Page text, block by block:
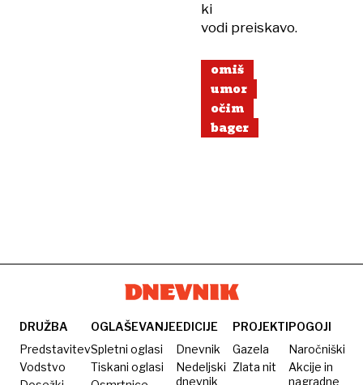
ki
vodi preiskavo.
omiš
umor
očim
bager
DRUŽBA
Predstavitev
Vodstvo
OGLAŠEVANJE
Spletni oglasi
Tiskani oglasi
EDICIJE
Dnevnik
Nedeljski
dnevnik
PROJEKTI
Gazela
Zlata nit
POGOJI
Naročniški
Akcije in
nagradne